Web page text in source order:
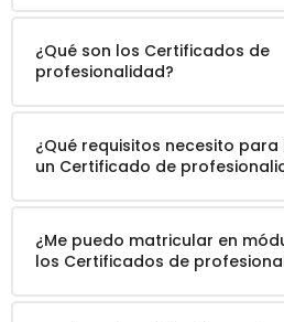
¿Qué son los Certificados de
profesionalidad?
¿Qué requisitos necesito para
un Certificado de
¿Me puedo matricular en
los Certificados de